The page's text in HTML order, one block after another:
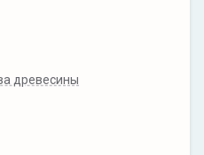
древесины